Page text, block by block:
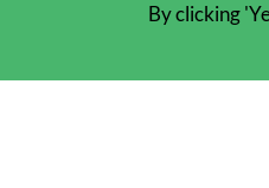
By clicking